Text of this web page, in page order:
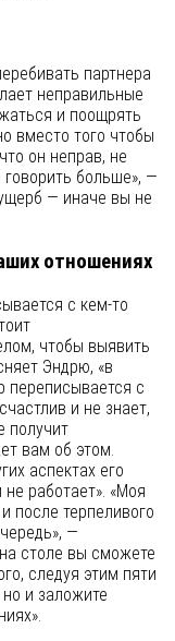
партнера
неправильные
и поощрять
вместо того чтобы
он неправ, не
говорить больше», —
— иначе вы не
отношениях
с кем-то
чтобы выявить
Эндрю, «в
переписывается с
и не знает,
получит
вам об этом.
аспектах его
работает». «Моя
после терпеливого
—
столе вы сможете
следуя этим пяти
и заложите